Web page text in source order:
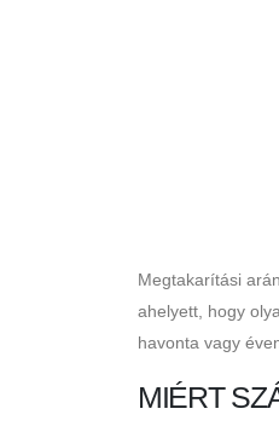
Megtakarítási
ahelyett, hogy
havonta vagy
MIÉRT